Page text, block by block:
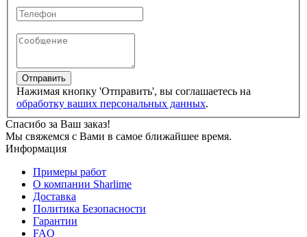
Отправить
Нажимая кнопку 'Отправить', вы соглашаетесь на
обработку ваших персональных данных.
Спасибо за Ваш заказ!
Мы свяжемся с Вами в самое ближайшее время.
Информация
Примеры работ
О компании Sharlime
Доставка
Политика Безопасности
Гарантии
FAQ